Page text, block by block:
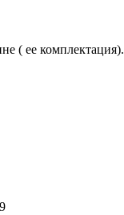
( ее комплектация).